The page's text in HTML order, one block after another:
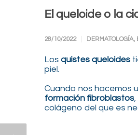
El queloide o la
28/10/2022 DERMATOLOGÍA,
Los quistes queloides
piel.
Cuando nos hacemos
formación fibroblastos,
colágeno del que es